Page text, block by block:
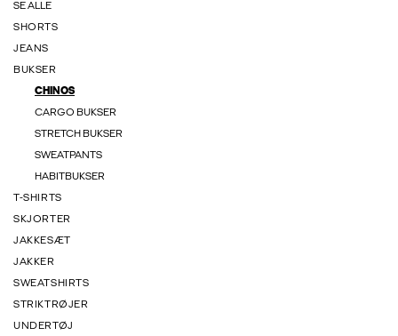
SE ALLE
SHORTS
JEANS
BUKSER
CHINOS
CARGO BUKSER
STRETCH BUKSER
SWEATPANTS
HABITBUKSER
T-SHIRTS
SKJORTER
JAKKESÆT
JAKKER
SWEATSHIRTS
STRIKTRØJER
UNDERTØJ